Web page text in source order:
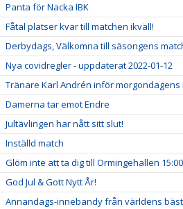
Panta för Nacka IBK
Fåtal platser kvar till matchen ikväll!
Derbydags, Välkomna till säsongens
Nya covidregler - uppdaterat 2022-01-12
Tränare Karl Andrén inför morgondagens
Damerna tar emot Endre
Jultävlingen har nått sitt slut!
Inställd match
Glöm inte att ta dig till Ormingehallen
God Jul & Gott Nytt År!
Annandags-innebandy från världens